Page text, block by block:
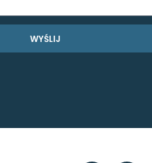
WYŚLIJ